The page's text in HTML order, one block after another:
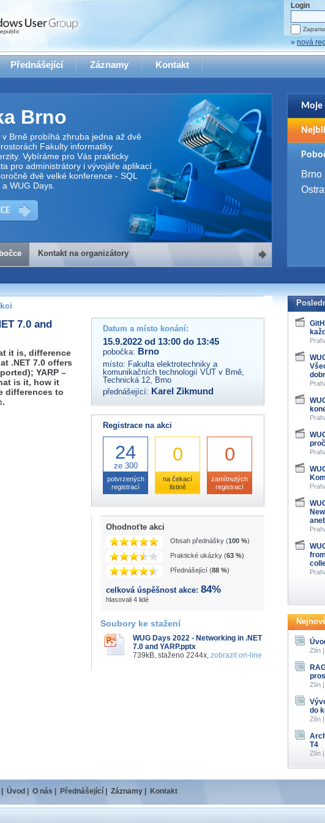
Login
» nová
Přednášející Záznamy Kontakt
Brno
Brně probíhá zhruba jedna až dvě
Fakulty informatiky
Vybíráme pro Vás prakticky
pro administrátory i vývojáře aplikací
dvě velké konference - SQL
WUG Days.
na organizátory
dotaz na organizátory této akce,
kontaktovat na e-mailu:
Kontakt na organizátory
Moje
Pro
se
WUG
4. 9.
Brno
7.0 and
it is, difference
.NET 7.0 offers
YARP –
is it, how it
differences to
Datum a místo konání:
15.9.2022 od 13:00 do 13:45
pobočka: Brno
místo: Fakulta elektrotechniky a
komunikačních technologií VUT v Brně,
Technická 12, Brno
přednášející: Karel Zikmund
Registrace na akci
24
ze 300
potvrzených
registrací
0
na čekací
listině
0
zamítnutých
registrací
Ohodnoťte akci
Obsah přednášky (100 %)
Praktické ukázky (63 %)
Přednášející (88 %)
celková úspěšnost akce: 84%
hlasovali 4 lidé
Soubory ke stažení
WUG Days 2022 - Networking in .NET
7.0 and YARP.pptx
739kB, staženo 2244x, zobrazit on-line
Zlín
Zlín
do
Zlín
T4
Zlín
Úvod O nás Přednášející Záznamy Kontakt